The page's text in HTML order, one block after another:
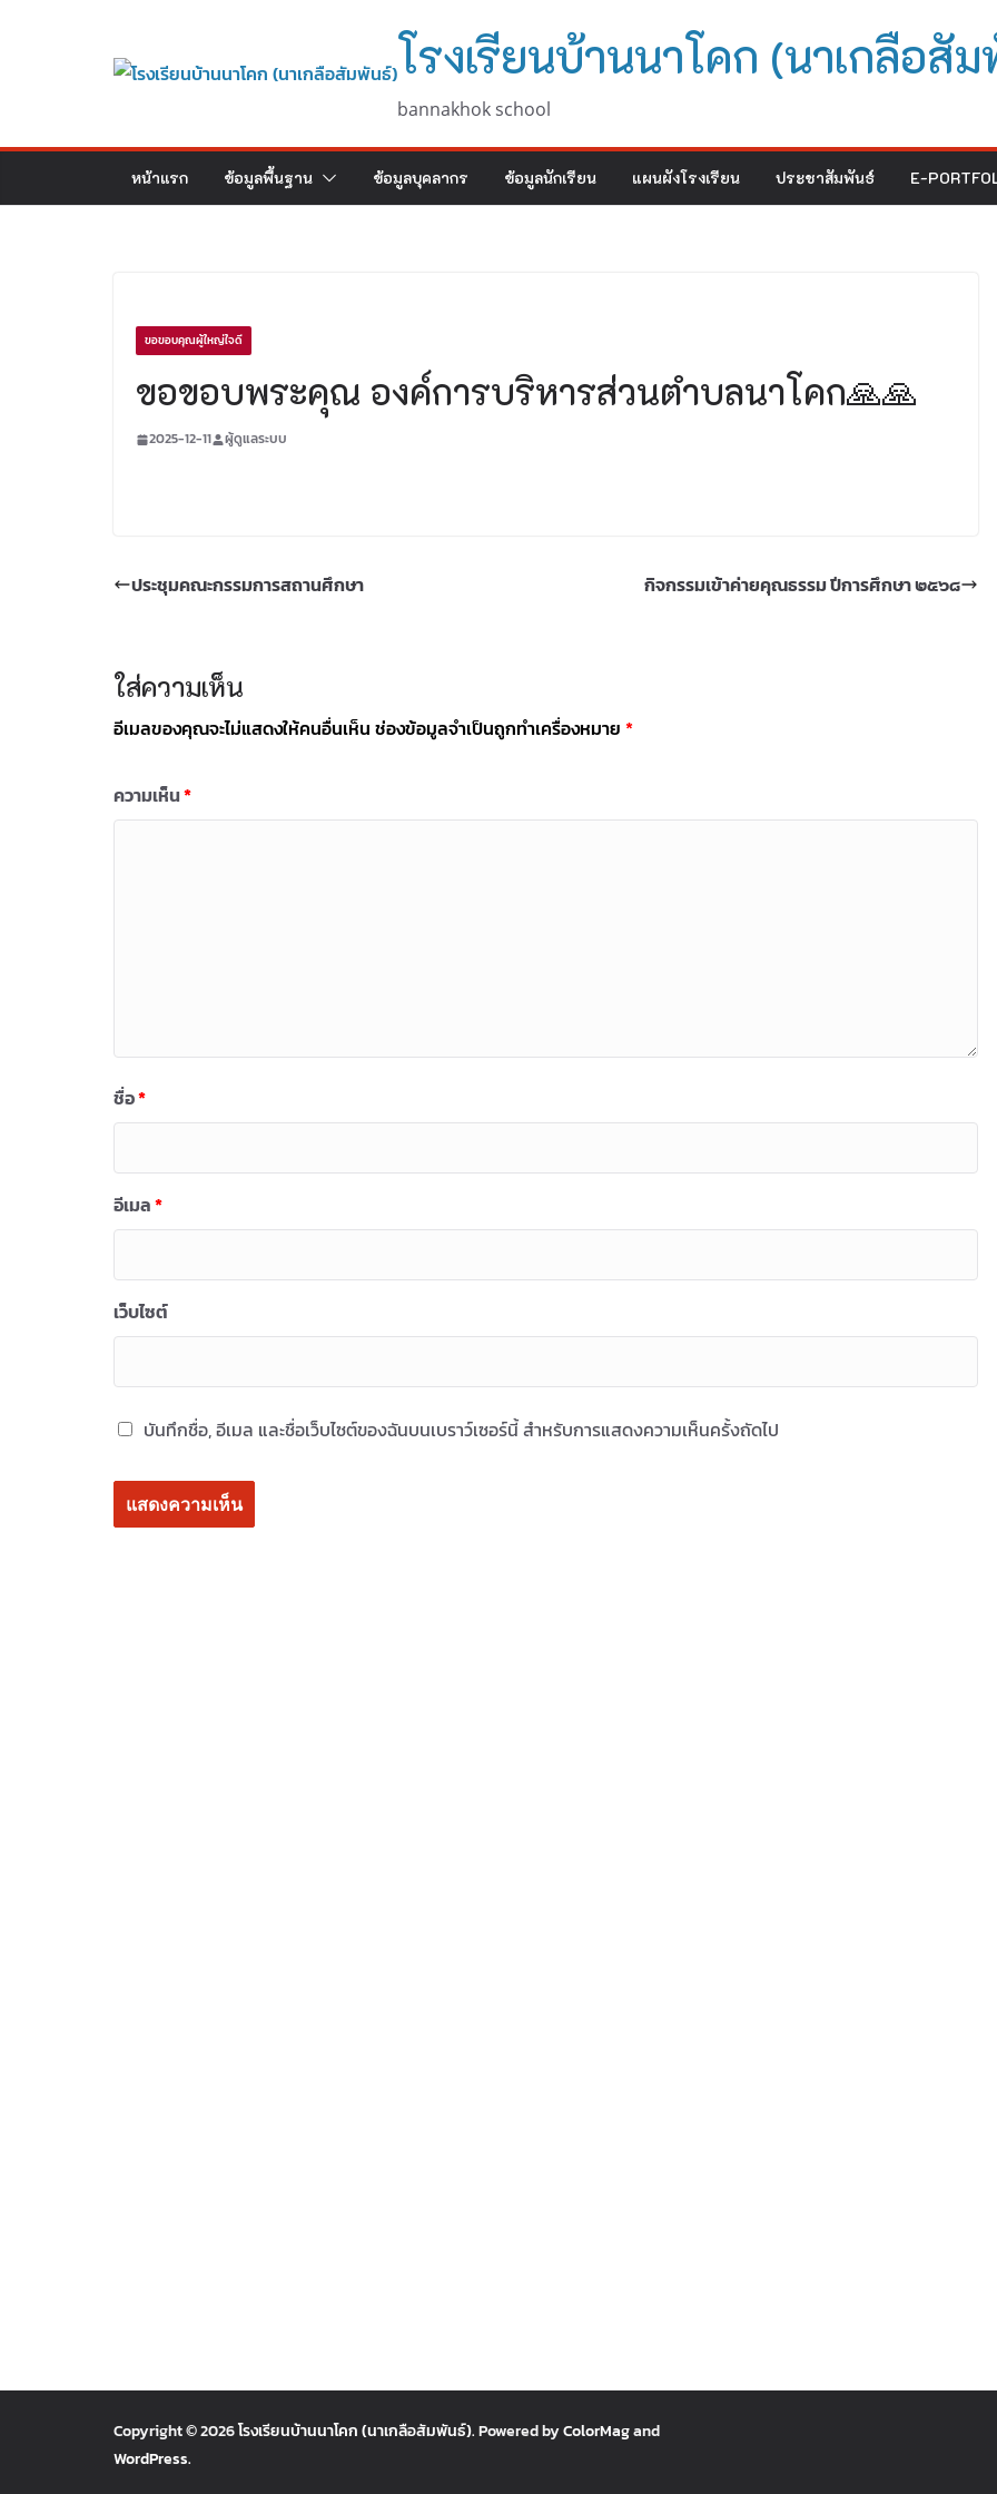
โรงเรียนบ้านนาโคก (นาเกลือสั
bannakhok school
หน้าแรก ข้อมูลพื้นฐาน ข้อมูลบุคลากร ข้อมูลนักเรียน แผนผังโรงเรียน ประชาสัมพันธ์ E-
ขอขอบคุณผู้ใหญ่ใจดี
ขอขอบพระคุณ องค์การบริหารส่วนตำบลนาโคก🙏🙏
2025-12-11 ผู้ดูแลระบบ
ประชุมคณะกรรมการสถานศึกษา กิจกรรมเข้าค่ายคุณธรรม ปีการศึกษา ๒๕๖๘
ใส่ความเห็น
อีเมลของคุณจะไม่แสดงให้คนอื่นเห็น ช่องข้อมูลจำเป็นถูกทำเครื่องหมาย *
ความเห็น*
ชื่อ*
อีเมล*
เว็บไซต์
บันทึกชื่อ, อีเมล และชื่อเว็บไซต์ของฉันบนเบราว์เซอร์นี้ สำหรับการแสดงความเห็นครั้งถัดไป
Copyright © 2026โรงเรียนบ้านนาโคก (นาเกลือสัมพันธ์). Powered byColorMagand
WordPress.